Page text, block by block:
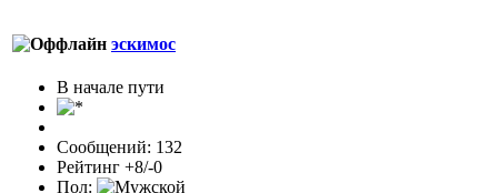
эскимос
В начале пути
Сообщений: 132
Рейтинг +8/-0
Пол: